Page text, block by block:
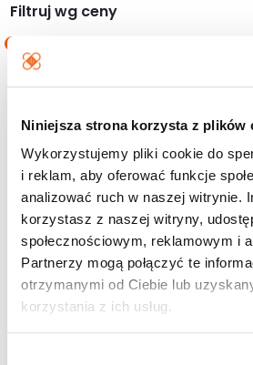
Niniejsza strona korzysta z plików
Wykorzystujemy pliki cookie do
i reklam, aby oferować funkcje
analizować ruch w naszej witrynie.
korzystasz z naszej witryny,
społecznościowym, reklamowym i
Partnerzy mogą połączyć te
otrzymanymi od Ciebie lub
korzystania z ich usług.
Filtruj wg ceny
min.
maks.
Filtruj
Darmowa
od 200zł